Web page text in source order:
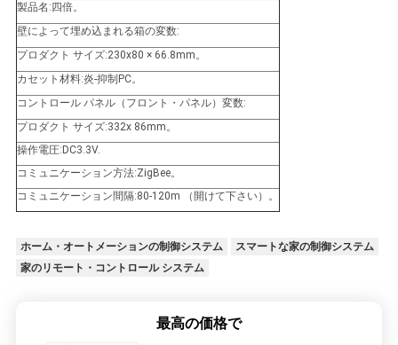
製品名:四倍。
壁によって埋め込まれる箱の変数:
プロダクト サイズ:230x80 × 66.8mm。
カセット材料:炎-抑制PC。
コントロール パネル（フロント・パネル）変数:
プロダクト サイズ:332x 86mm。
操作電圧:DC3.3V.
コミュニケーション方法:ZigBee。
コミュニケーション間隔:80-120m （開けて下さい）。
ホーム・オートメーションの制御システム
スマートな家の制御システム
家のリモート・コントロール システム
最高の価格で